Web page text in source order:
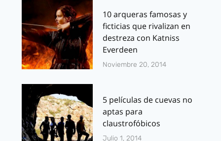
10 arqueras famosas y
ficticias que rivalizan en
destreza con Katniss
Everdeen
Noviembre 20, 2014
5 películas de cuevas no
aptas para
claustrofóbicos
Julio 1, 2014